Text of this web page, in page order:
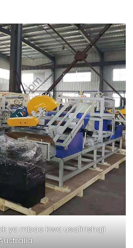
ya mbao kwa usafirishaji